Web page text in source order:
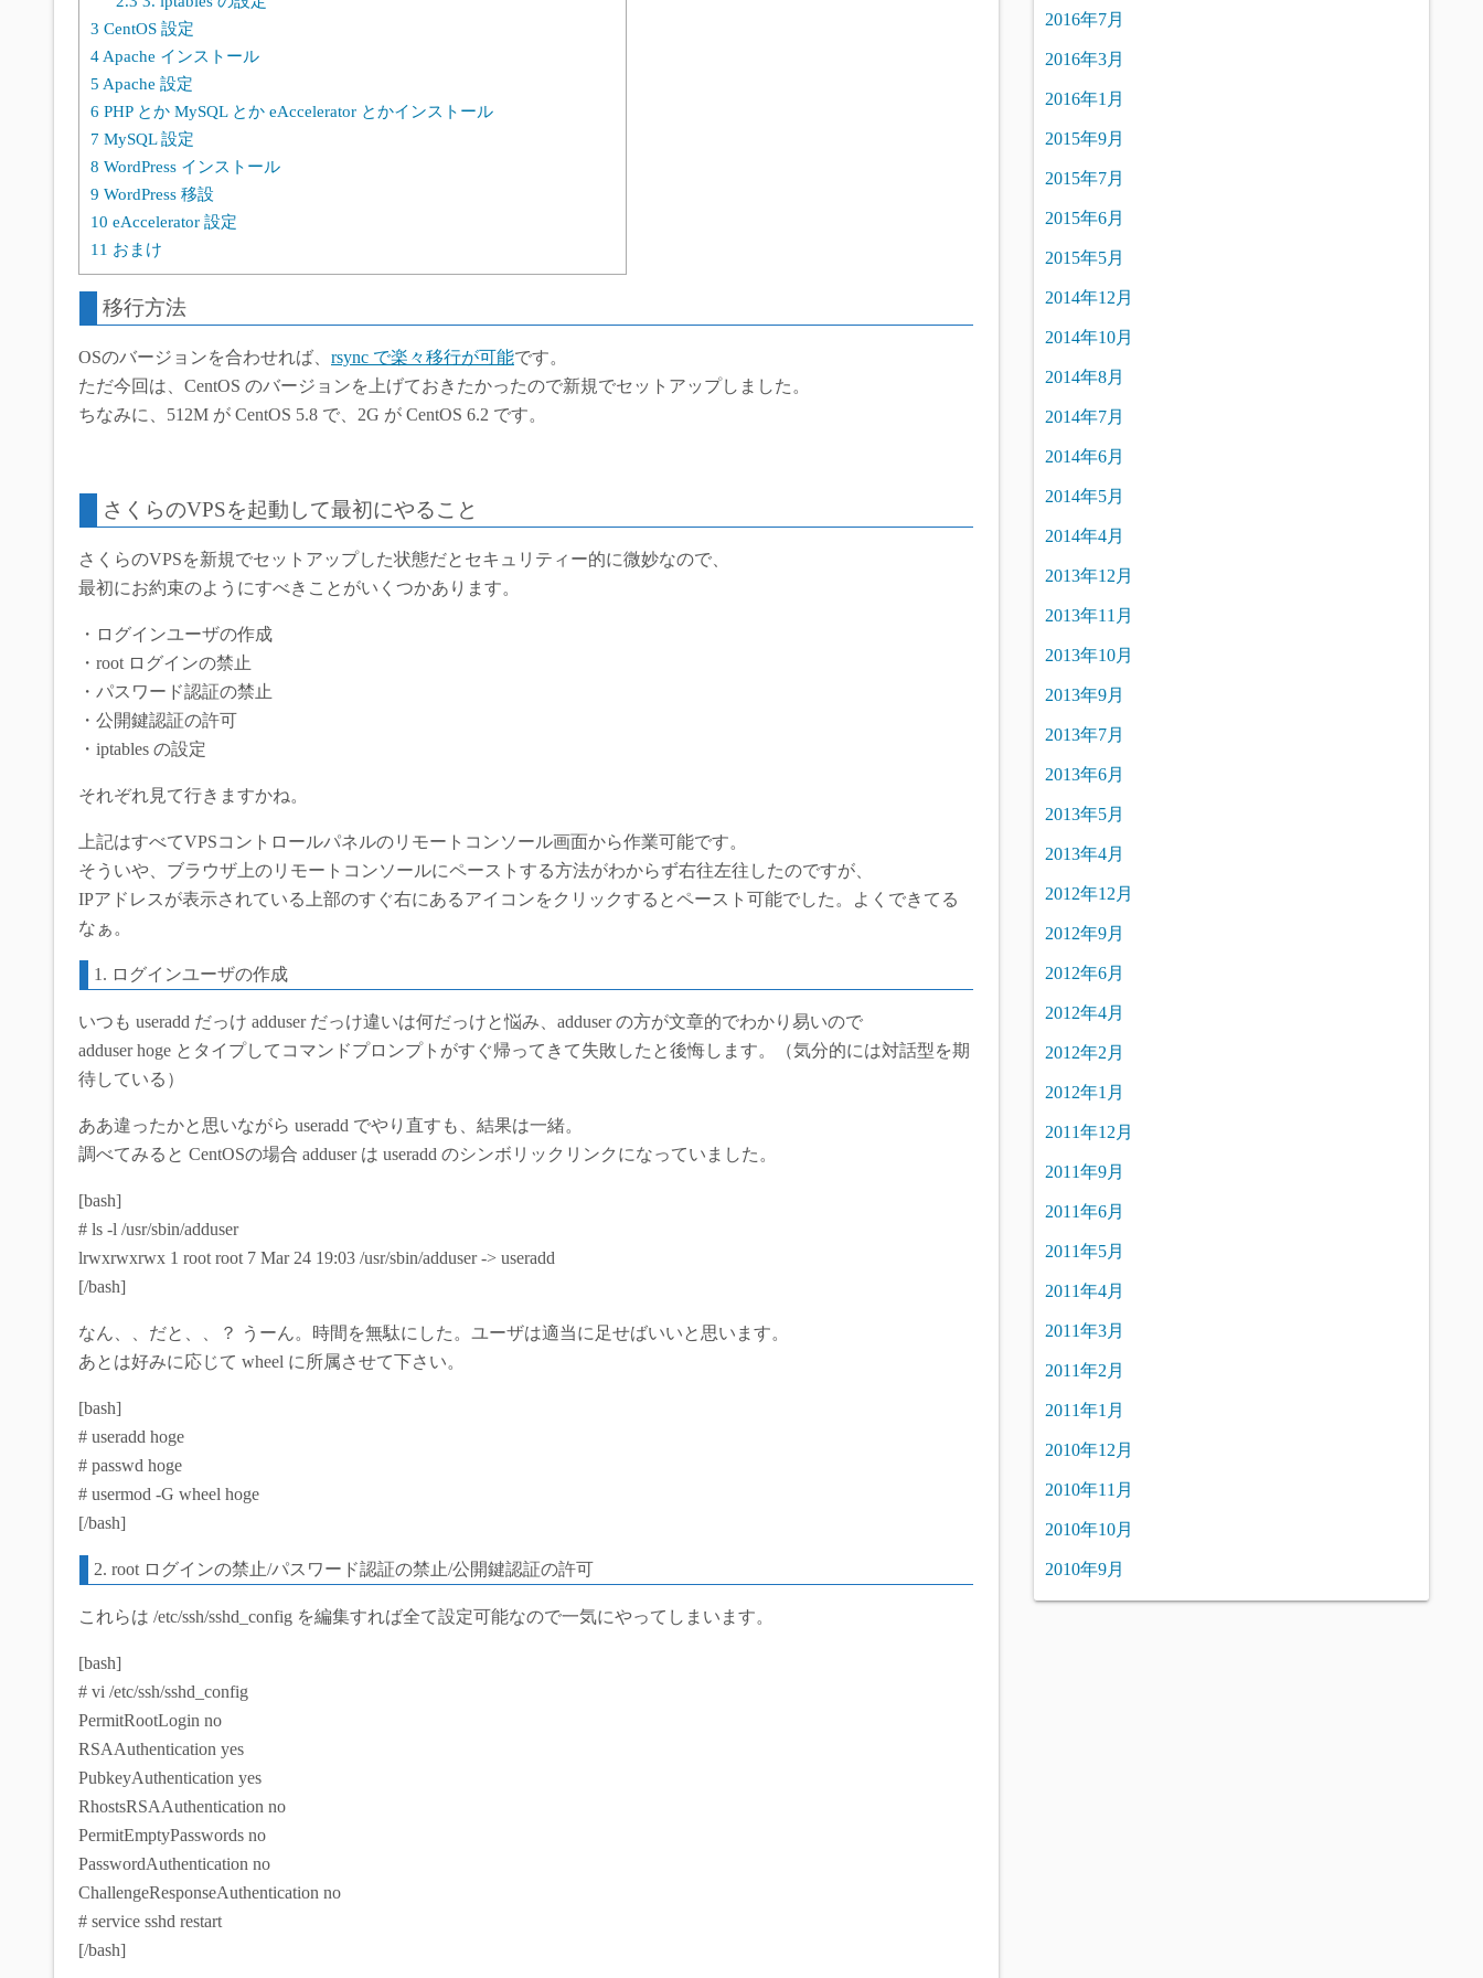
3 CentOS 設定
4 Apache インストール
5 Apache 設定
6 PHP とか MySQL とか eAccelerator とかインストール
7 MySQL 設定
8 WordPress インストール
9 WordPress 移設
10 eAccelerator 設定
11 おまけ
移行方法
OSのバージョンを合わせれば、 rsync で楽々移行が可能です。
ただ今回は、CentOS のバージョンを上げておきたかったので新規でセットアップしました。
ちなみに、512M が CentOS 5.8 で、2G が CentOS 6.2 です。
さくらのVPSを起動して最初にやること
さくらのVPSを新規でセットアップした状態だとセキュリティー的に微妙なので、
最初にお約束のようにすべきことがいくつかあります。
・ログインユーザの作成
・root ログインの禁止
・パスワード認証の禁止
・公開鍵認証の許可
・iptables の設定
それぞれ見て行きますかね。
上記はすべてVPSコントロールパネルのリモートコンソール画面から作業可能です。
そういや、ブラウザ上のリモートコンソールにペーストする方法がわからず右往左往したのですが、
IPアドレスが表示されている上部のすぐ右にあるアイコンをクリックするとペースト可能でした。よくできてる
なぁ。
1. ログインユーザの作成
いつも useradd だっけ adduser だっけ違いは何だっけと悩み、adduser の方が文章的でわかり易いので
adduser hoge とタイプしてコマンドプロンプトがすぐ帰ってきて失敗したと後悔します。（気分的には対話型を期
待している）
ああ違ったかと思いながら useradd でやり直すも、結果は一緒。
調べてみると CentOSの場合 adduser は useradd のシンボリックリンクになっていました。
[bash]
# ls -l /usr/sbin/adduser
lrwxrwxrwx 1 root root 7 Mar 24 19:03 /usr/sbin/adduser -> useradd
[/bash]
なん、、だと、、？ うーん。時間を無駄にした。ユーザは適当に足せばいいと思います。
あとは好みに応じて wheel に所属させて下さい。
[bash]
# useradd hoge
# passwd hoge
# usermod -G wheel hoge
[/bash]
2. root ログインの禁止/パスワード認証の禁止/公開鍵認証の許可
これらは /etc/ssh/sshd_config を編集すれば全て設定可能なので一気にやってしまいます。
[bash]
# vi /etc/ssh/sshd_config
PermitRootLogin no
RSAAuthentication yes
PubkeyAuthentication yes
RhostsRSAAuthentication no
PermitEmptyPasswords no
PasswordAuthentication no
ChallengeResponseAuthentication no
# service sshd restart
[/bash]
2016年7月
2016年3月
2016年1月
2015年9月
2015年7月
2015年6月
2015年5月
2014年12月
2014年10月
2014年8月
2014年7月
2014年6月
2014年5月
2014年4月
2013年12月
2013年11月
2013年10月
2013年9月
2013年7月
2013年6月
2013年5月
2013年4月
2012年12月
2012年9月
2012年6月
2012年4月
2012年2月
2012年1月
2011年12月
2011年9月
2011年6月
2011年5月
2011年4月
2011年3月
2011年2月
2011年1月
2010年12月
2010年11月
2010年10月
2010年9月